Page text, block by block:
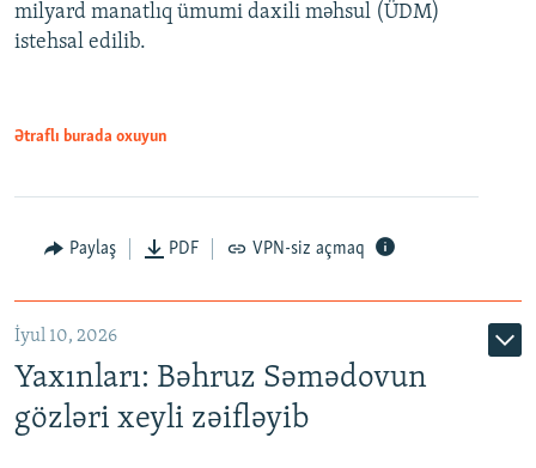
Auto 240p 360p 480p
480p
milyard manatlıq ümumi daxili məhsul (ÜDM)
istehsal edilib.
Ətraflı burada oxuyun
Paylaş PDF VPN-siz açmaq
İyul 10, 2026
Yaxınları: Bəhruz Səmədovun
gözləri xeyli zəifləyib